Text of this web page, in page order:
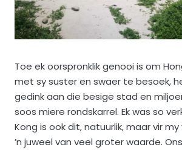
Toe ek oorspronklik genooi is om
met sy suster en swaer te besoek,
gedink aan die besige stad en
soos miere rondskarrel. Ek was so
Kong is ook dit, natuurlik, maar vir
’n juweel van veel groter waarde.